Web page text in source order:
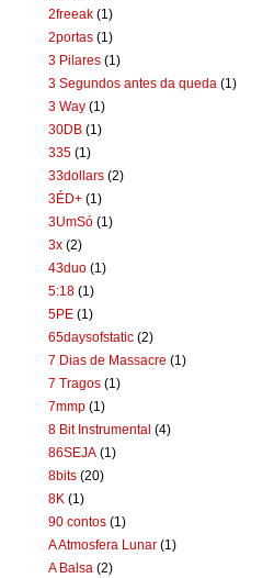
2freeak (1)
2portas (1)
3 Pilares (1)
3 Segundos antes da queda (1)
3 Way (1)
30DB (1)
335 (1)
33dollars (2)
3ÉD+ (1)
3UmSó (1)
3x (2)
43duo (1)
5:18 (1)
5PE (1)
65daysofstatic (2)
7 Dias de Massacre (1)
7 Tragos (1)
7mmp (1)
8 Bit Instrumental (4)
86SEJA (1)
8bits (20)
8K (1)
90 contos (1)
A Atmosfera Lunar (1)
A Balsa (2)